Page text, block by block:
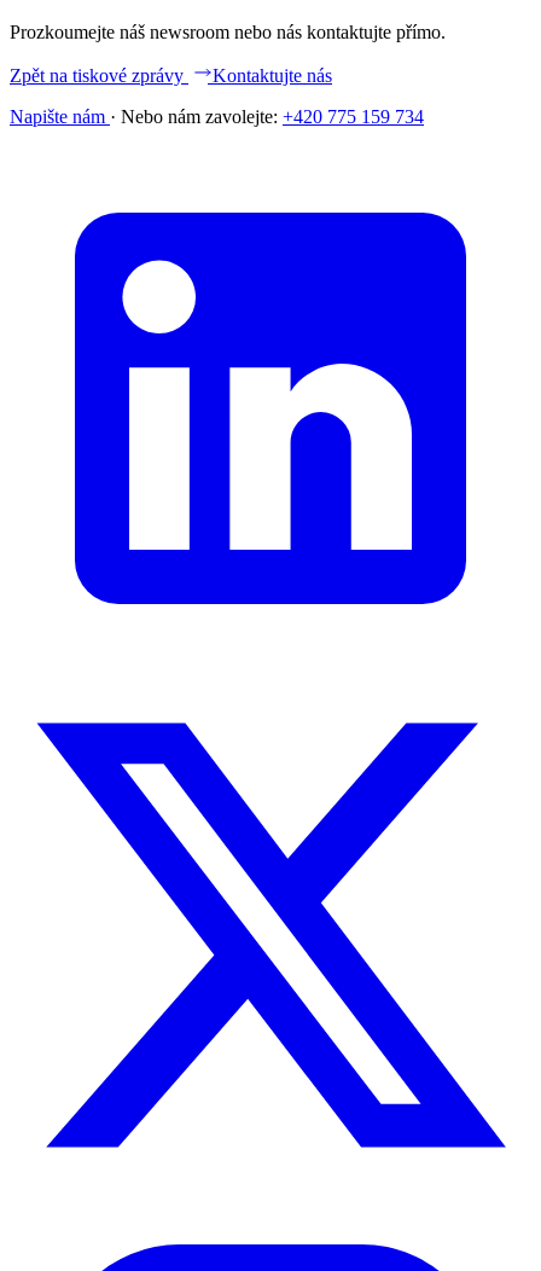
Prozkoumejte náš newsroom nebo nás kontaktujte přímo.
Zpět na tiskové zprávy
Kontaktujte nás
Napište nám · Nebo nám zavolejte: +420 775 159 734